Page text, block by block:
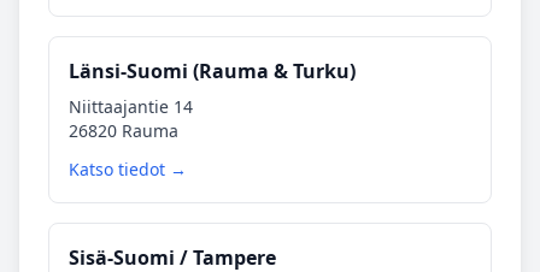
Länsi‑Suomi (Rauma & Turku)
Niittaajantie 14
26820 Rauma
Katso tiedot →
Sisä‑Suomi / Tampere